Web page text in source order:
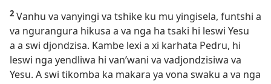
2 Vanhu va vanyingi va tshike ku mu yingisela, funtshi a
va ngurangura hikusa a va nga ha tsaki hi leswi Yesu
a a swi djondzisa. Kambe lexi a xi karhata Pedru, hi
leswi nga yendliwa hi van’wani va vadjondzisiwa va
Yesu. A swi tikomba ka makara ya vona swaku a va nga